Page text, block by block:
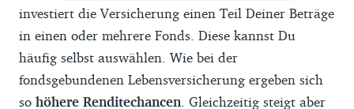
investiert die Versicherung einen Teil Deiner Beträge
in einen oder mehrere Fonds. Diese kannst Du
häufig selbst auswählen. Wie bei der
fondsgebundenen Lebensversicherung ergeben sich
so höhere Renditechancen . Gleichzeitig steigt aber